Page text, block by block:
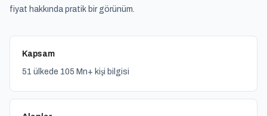
fiyat hakkında pratik bir görünüm.
Kapsam
51 ülkede 105 Mn+ kişi bilgisi